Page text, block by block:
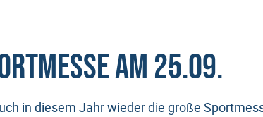
am 25.09.
in diesem Jahr wieder die große